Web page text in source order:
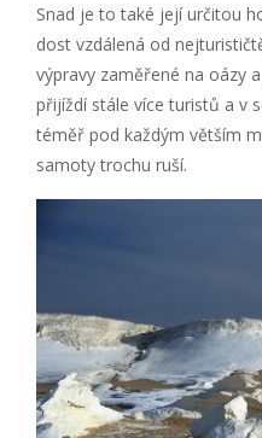
Snad je to také její určitou
dost vzdálená od
výpravy zaměřené na oázy
přijíždí stále více turistů a v
téměř pod každým větším
samoty trochu ruší.